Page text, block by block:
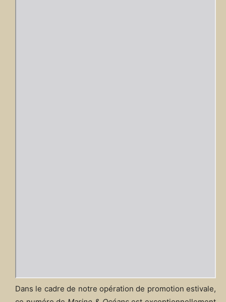
Dans le cadre de notre opération de promotion estivale,